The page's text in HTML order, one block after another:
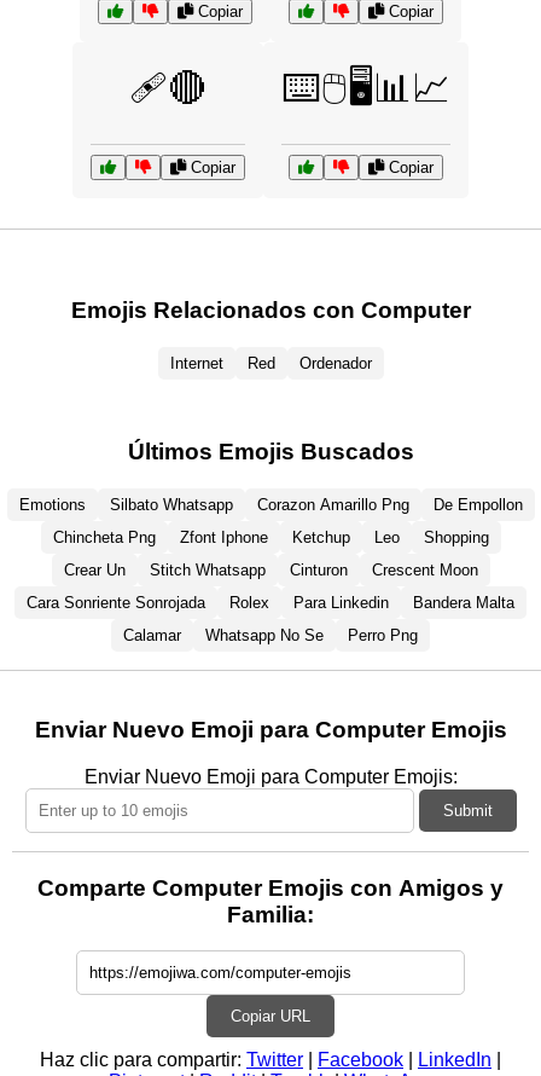
Copiar Copiar
🩹🔴
Copiar
⌨️🖱️🖥️📊📈
Copiar
Emojis Relacionados con Computer
Internet Red Ordenador
Últimos Emojis Buscados
Emotions Silbato Whatsapp Corazon Amarillo Png
De Empollon
Chincheta Png
Zfont Iphone Ketchup Leo
Shopping
Crear Un
Stitch Whatsapp Cinturon
Crescent Moon
Cara Sonriente Sonrojada
Rolex Para Linkedin
Bandera Malta
Calamar
Whatsapp No Se Perro Png
Enviar Nuevo Emoji para Computer Emojis
Enviar Nuevo Emoji para Computer Emojis:
Submit
Comparte Computer Emojis con Amigos y
Familia:
Copiar URL
Haz clic para compartir: Twitter Facebook LinkedIn